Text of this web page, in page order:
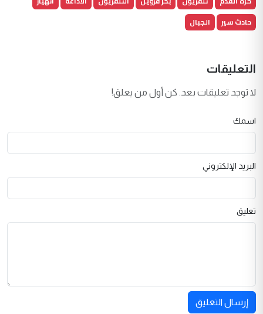
حادث سير
الجبال
التعليقات
لا توجد تعليقات بعد. كن أول من يعلق!
اسمك
البريد الإلكتروني
تعليق
إرسال التعليق